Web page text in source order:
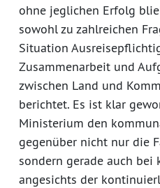
ohne jeglichen Erfolg
sowohl zu zahlreichen
Situation
Zusammenarbeit und
zwischen Land und
berichtet. Es ist klar
Ministerium den
gegenüber nicht nur die
sondern gerade auch bei
angesichts der